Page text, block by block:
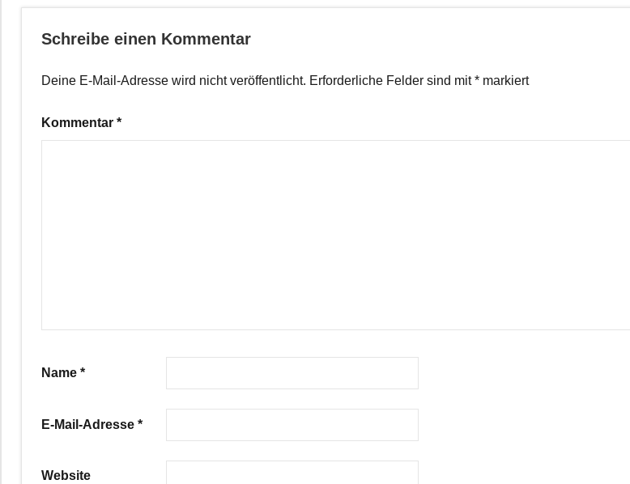
Schreibe einen Kommentar
Deine E-Mail-Adresse wird nicht veröffentlicht. Erforderliche Felder sind mit* markiert
Kommentar *
Name *
E-Mail-Adresse *
Website